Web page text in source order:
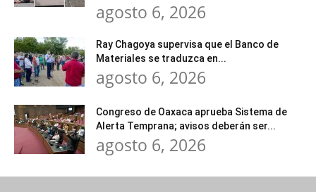
agosto 6, 2026
Ray Chagoya supervisa que el Banco de
Materiales se traduzca en...
agosto 6, 2026
Congreso de Oaxaca aprueba Sistema de
Alerta Temprana; avisos deberán ser...
agosto 6, 2026